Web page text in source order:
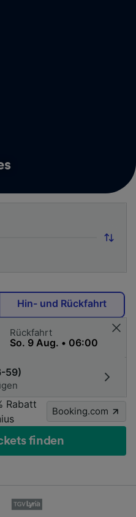
Hin- und Rückfahrt
Rückfahrt
59)
Rabatt
Booking.com
finden